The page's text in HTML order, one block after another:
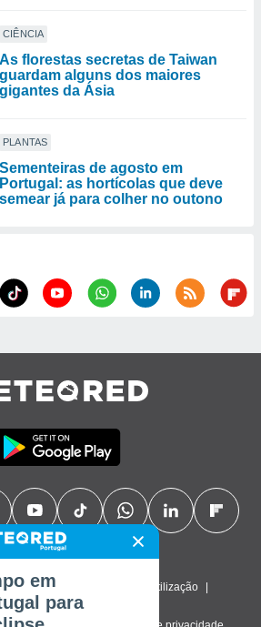
CIÊNCIA
As florestas secretas de Taiwan
guardam alguns dos maiores
gigantes da Ásia
PLANTAS
Sementeiras de agosto em
Portugal: as hortícolas que deve
semear já para colher no outono
nós FAQ Termos de utilização
em
para